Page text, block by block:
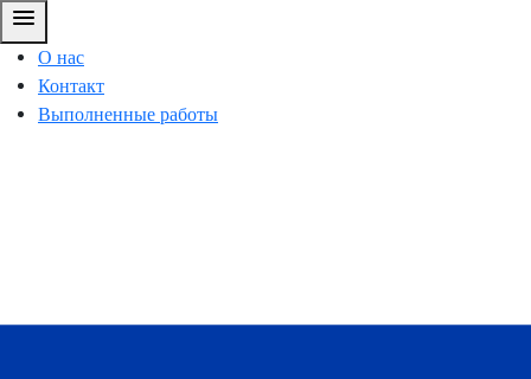
menu
О нас
Контакт
Выполненные работы